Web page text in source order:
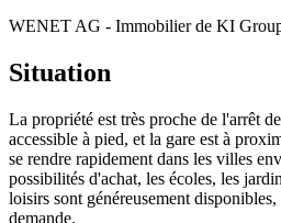
WENET AG - Immobilier de KI
Situation
La propriété est très proche de l'arrêt
accessible à pied, et la gare est à
se rendre rapidement dans les villes
possibilités d'achat, les écoles, les
loisirs sont généreusement
demande.